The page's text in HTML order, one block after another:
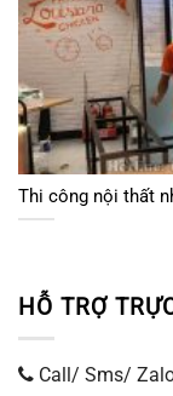
Thi công nội thất
HỖ TRỢ
Call/ Sms/